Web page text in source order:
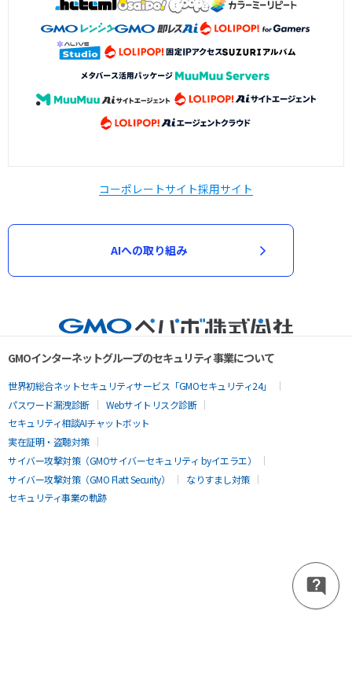
コーポレートサイト採用サイト
AIへの取り組み
GMOインターネットグループのセキュリティ事業について
世界初総合ネットセキュリティサービス「GMOセキュリティ24」
パスワード漏洩診断
Webサイトリスク診断
セキュリティ相談AIチャットボット
実在証明・盗聴対策
サイバー攻撃対策（GMOサイバーセキュリティ byイエラエ）
サイバー攻撃対策（GMO Flatt Security）
なりすまし対策
セキュリティ事業の軌跡